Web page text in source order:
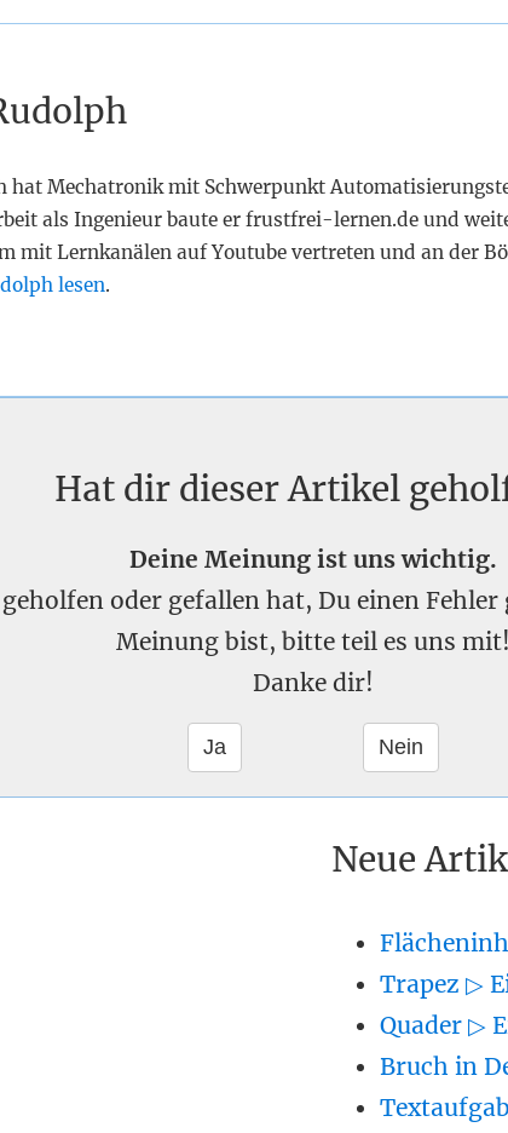
hat Mechatronik mit Schwerpunkt
als Ingenieur baute er frustfrei-lernen.de und
mit Lernkanälen auf Youtube vertreten und an der
lesen.
Hat dir dieser Artikel
Deine Meinung ist uns wichtig.
oder gefallen hat, Du einen
Meinung bist, bitte teil es uns mit!
Danke dir!
Neue
Trapez ▷
Quader ▷
Bruch in